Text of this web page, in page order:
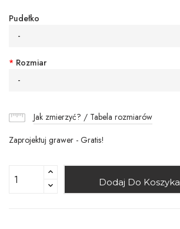
Pudełko
-
* Rozmiar
-
Jak zmierzyć? / Tabela rozmiarów
Zaprojektuj grawer - Gratis!
Dodaj Do Koszyka